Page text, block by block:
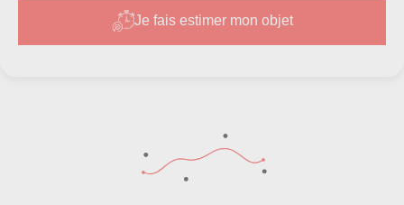
Je fais estimer mon objet